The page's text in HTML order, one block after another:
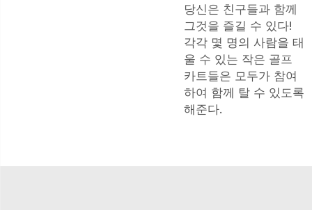
당신은 친구들과 함께
그것을 즐길 수 있다!
각각 몇 명의 사람을 태
울 수 있는 작은 골프
카트들은 모두가 참여
하여 함께 탈 수 있도록
해준다.